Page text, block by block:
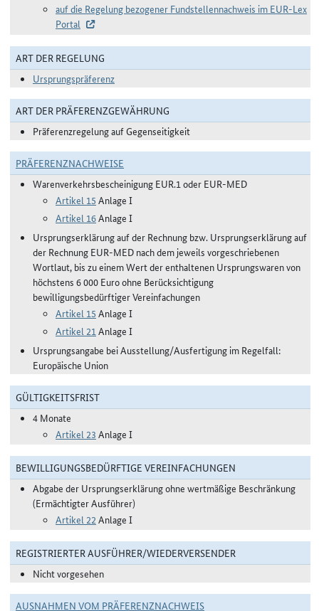
auf die Regelung bezogener Fundstellennachweis im EUR-Lex
Portal
ART DER REGELUNG
Ursprungspräferenz
ART DER PRÄFERENZGEWÄHRUNG
Präferenzregelung auf Gegenseitigkeit
PRÄFERENZNACHWEISE
Warenverkehrsbescheinigung EUR.1 oder EUR-MED
Artikel 15 Anlage I
Artikel 16Anlage I
Ursprungserklärung auf der Rechnung bzw. Ursprungserklärung auf
der Rechnung EUR-MED nach dem jeweils vorgeschriebenen
Wortlaut, bis zu einem Wert der enthaltenen Ursprungswaren von
höchstens 6 000 Euro ohne Berücksichtigung
bewilligungsbedürftiger Vereinfachungen
Artikel 15 Anlage I
Artikel 21Anlage I
Ursprungsangabe bei Ausstellung/Ausfertigung im Regelfall:
Europäische Union
GÜLTIGKEITSFRIST
4 Monate
Artikel 23 Anlage I
BEWILLIGUNGSBEDÜRFTIGE VEREINFACHUNGEN
Abgabe der Ursprungserklärung ohne wertmäßige Beschränkung
(Ermächtigter Ausführer)
Artikel 22 Anlage I
REGISTRIERTER AUSFÜHRER/WIEDERVERSENDER
Nicht vorgesehen
AUSNAHMEN VOM PRÄFERENZNACHWEIS